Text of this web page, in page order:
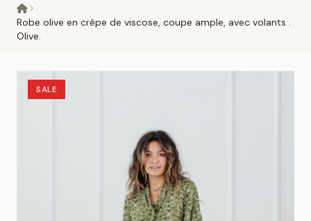
Robe olive en crêpe de viscose, coupe ample, avec volants .
Olive.
SALE